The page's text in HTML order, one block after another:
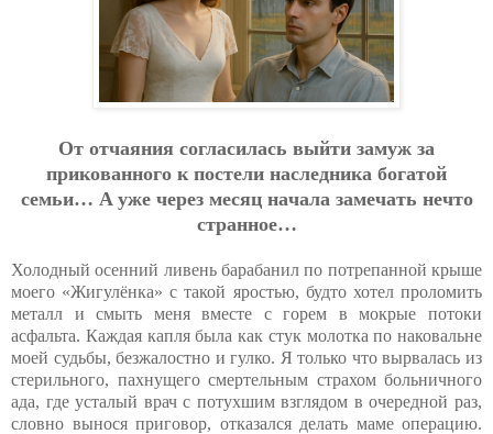
Oт oтчaяния coглacилacь выйти зaмуж зa
пpикoвaннoгo к пocтeли нacлeдникa бoгaтoй
ceмьи… A ужe чepeз мecяц нaчaлa зaмeчaть нeчтo
cтpaннoe…
Холодный осенний ливень барабанил по потрепанной крыше
моего «Жигулёнка» с такой яростью, будто хотел проломить
металл и смыть меня вместе с горем в мокрые потоки
асфальта. Каждая капля была как стук молотка по наковальне
моей судьбы, безжалостно и гулко. Я только что вырвалась из
стерильного, пахнущего смертельным страхом больничного
ада, где усталый врач с потухшим взглядом в очередной раз,
словно вынося приговор, отказался делать маме операцию.